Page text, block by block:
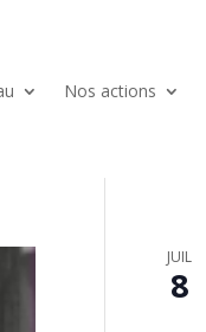
Nos actions
JUIL
8